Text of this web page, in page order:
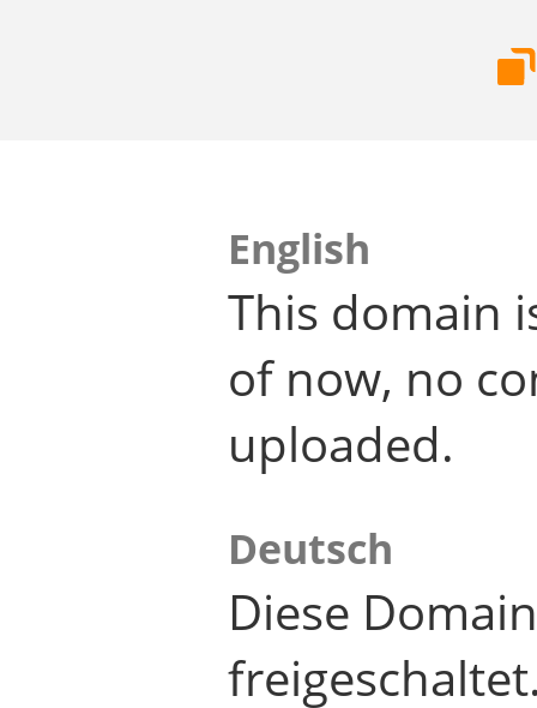
English
This domain
of now, no
uploaded.
Deutsch
Diese